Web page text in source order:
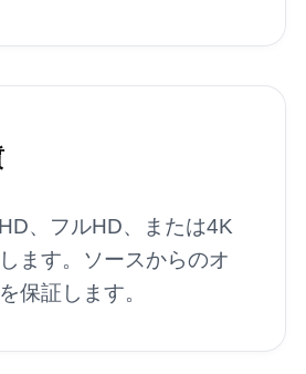
、フルHD、または4K
ます。ソースからのオ
保証します。